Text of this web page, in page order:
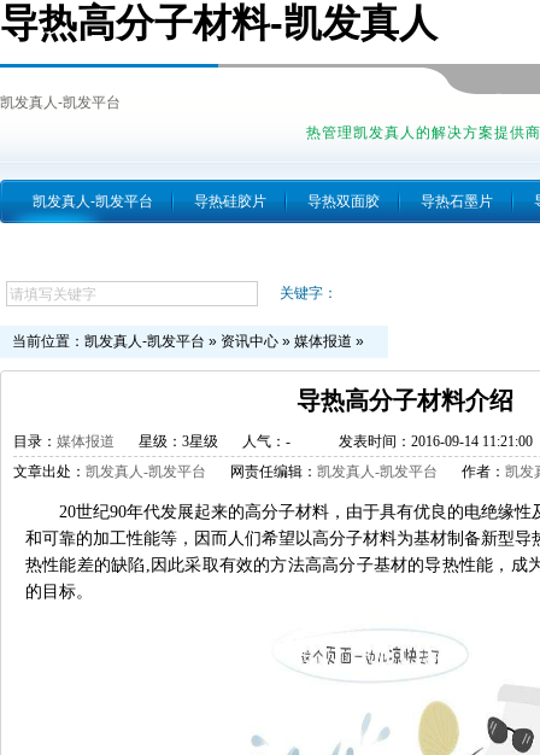
导热高分子材料-凯发真人
凯发真人-凯发平台
热管理凯发真人的解决方案提供商
凯发真人-凯发平台 导热硅胶片 导热双面胶 导热石墨片
关键字：
当前位置： 凯发真人-凯发平台 » 资讯中心 » 媒体报道 »
导热高分子材料介绍
目录： 媒体报道 星级：3星级 人气： -
发表时间：2016-09-14 11:21:00
文章出处： 凯发真人-凯发平台 网责任编辑： 凯发真人-凯发平台 作者： 凯发
20世纪90年代发展起来的高分子材料，由于具有优良的电绝缘
和可靠的加工性能等，因而人们希望以高分子材料为基材制备新型
热性能差的缺陷,因此采取有效的方法高高分子基材的导热性能，成
的目标。